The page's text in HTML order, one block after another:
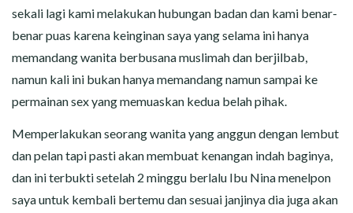
sekali lagi kami melakukan hubungan badan dan kami benar-
benar puas karena keinginan saya yang selama ini hanya
memandang wanita berbusana muslimah dan berjilbab,
namun kali ini bukan hanya memandang namun sampai ke
permainan sex yang memuaskan kedua belah pihak.
Memperlakukan seorang wanita yang anggun dengan lembut
dan pelan tapi pasti akan membuat kenangan indah baginya,
dan ini terbukti setelah 2 minggu berlalu Ibu Nina menelpon
saya untuk kembali bertemu dan sesuai janjinya dia juga akan